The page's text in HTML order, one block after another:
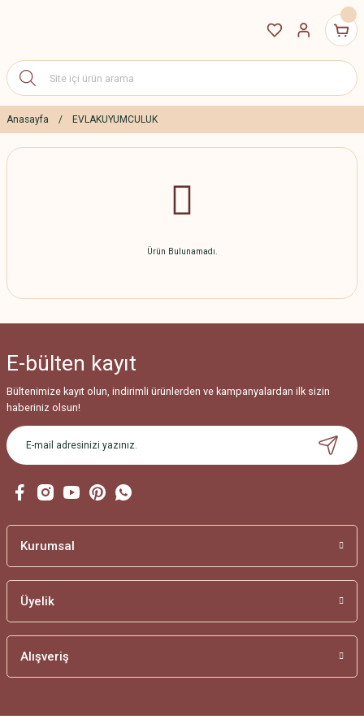
Anasayfa EVLAKUYUMCULUK
Ürün Bulunamadı.
E-bülten kayıt
Bültenimize kayıt olun, indirimli ürünlerden ve kampanyalardan ilk sizin
haberiniz olsun!
Kurumsal
Üyelik
Alışveriş